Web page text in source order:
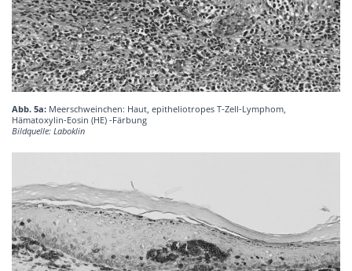
Abb. 5a: Meerschweinchen: Haut, epitheliotropes T-Zell-Lymphom,
Hämatoxylin-Eosin (HE) -Färbung
Bildquelle: Laboklin